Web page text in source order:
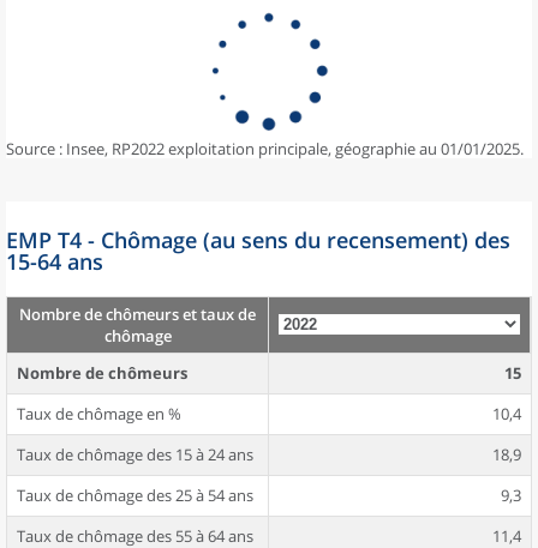
Source : Insee, RP2022 exploitation principale, géographie au 01/01/2025.
EMP T4 - Chômage (au sens du recensement) des
15-64 ans
Nombre de chômeurs et taux de
chômage
Nombre de chômeurs
15
Taux de chômage en %
10,4
Taux de chômage des 15 à 24 ans
18,9
Taux de chômage des 25 à 54 ans
9,3
Taux de chômage des 55 à 64 ans
11,4